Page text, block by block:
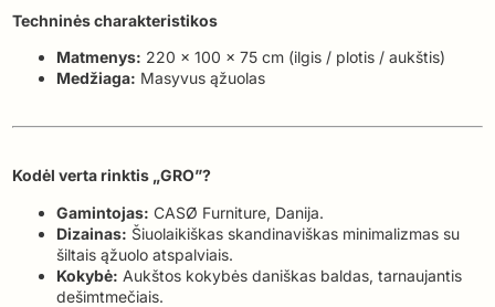
Techninės charakteristikos
Matmenys: 220 x 100 x 75 cm (ilgis / plotis / aukštis)
Medžiaga: Masyvus ąžuolas
Kodėl verta rinktis „GRO”?
Gamintojas: CASØ Furniture, Danija.
Dizainas: Šiuolaikiškas skandinaviškas minimalizmas su
šiltais ąžuolo atspalviais.
Kokybė: Aukštos kokybės daniškas baldas, tarnaujantis
dešimtmečiais.